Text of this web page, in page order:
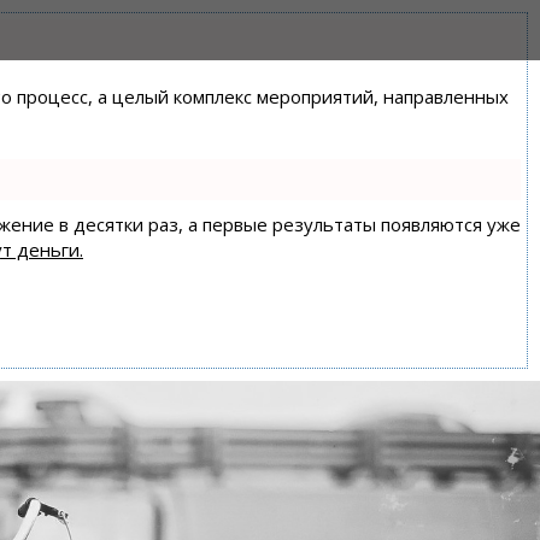
процесс, а целый комплекс мероприятий, направленных
в десятки раз, а первые результаты появляются уже
деньги.